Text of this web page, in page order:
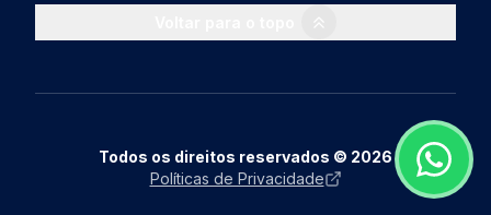
Todos os direitos reservados © 2026
Políticas de Privacidade